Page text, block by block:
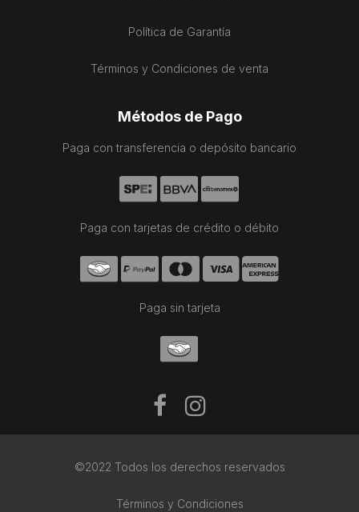
Política de Garantía
Términos y Condiciones de venta
Métodos de Pago
Paga con transferencia o depósito bancario
Paga con tarjetas de crédito o débito
Paga sin tarjeta
©2022 Todos los derechos reservados
Términos y Condiciones